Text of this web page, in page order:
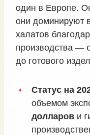
один в Европе.
они доминируют
халатов
производства —
до готового
Статус на
объемом
долларов и